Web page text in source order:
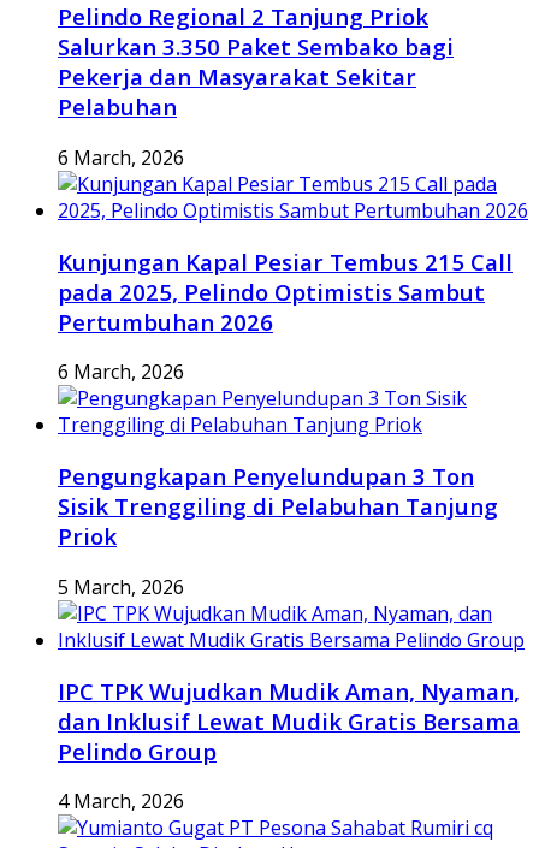
Pelindo Regional 2 Tanjung Priok
Salurkan 3.350 Paket Sembako bagi
Pekerja dan Masyarakat Sekitar
Pelabuhan
6 March, 2026
Kunjungan Kapal Pesiar Tembus 215 Call
pada 2025, Pelindo Optimistis Sambut
Pertumbuhan 2026
6 March, 2026
Pengungkapan Penyelundupan 3 Ton
Sisik Trenggiling di Pelabuhan Tanjung
Priok
5 March, 2026
IPC TPK Wujudkan Mudik Aman, Nyaman,
dan Inklusif Lewat Mudik Gratis Bersama
Pelindo Group
4 March, 2026